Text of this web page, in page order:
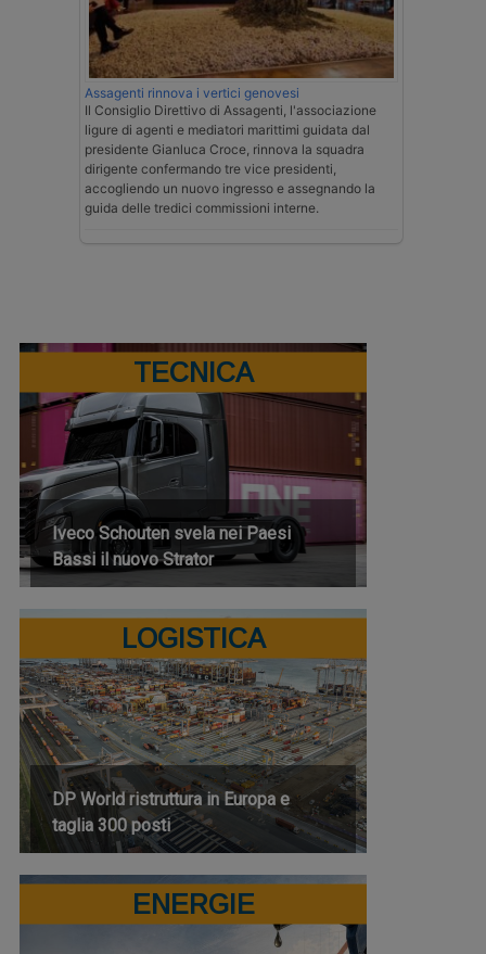
Assagenti rinnova i vertici genovesi
Il Consiglio Direttivo di Assagenti, l'associazione
ligure di agenti e mediatori marittimi guidata dal
presidente Gianluca Croce, rinnova la squadra
dirigente confermando tre vice presidenti,
accogliendo un nuovo ingresso e assegnando la
guida delle tredici commissioni interne.
TECNICA
Iveco Schouten svela nei Paesi
Bassi il nuovo Strator
LOGISTICA
DP World ristruttura in Europa e
taglia 300 posti
ENERGIE